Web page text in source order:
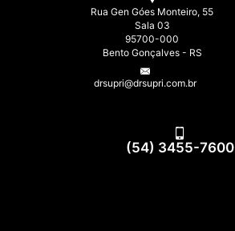
Rua Gen Góes Monteiro, 55
Sala 03
95700-000
Bento Gonçalves - RS
drsupri@drsupri.com.br
(54) 3455-7600